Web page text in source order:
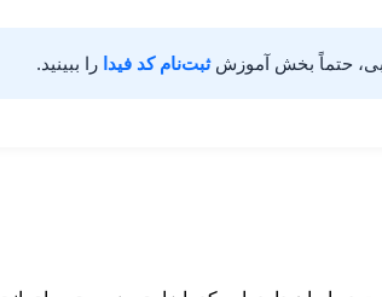
حتماً بخش آموزشثبت‌نام کد فیدا را ببینید.